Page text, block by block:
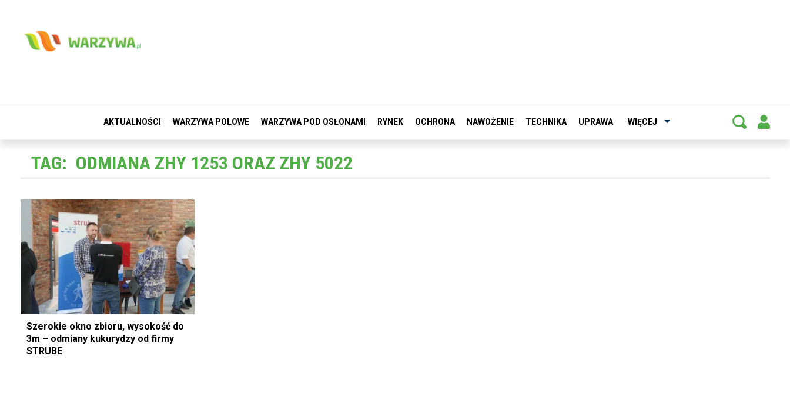
AKTUALNOŚCI WARZYWA POLOWE WARZYWA POD OSŁONAMI RYNEK OCHRONA NAWOŻENIE TECHNIKA UPRAWA WIĘCEJ
TAG: ODMIANA ZHY 1253 ORAZ ZHY 5022
Szerokie okno zbioru, wysokość do
3m – odmiany kukurydzy od firmy
STRUBE